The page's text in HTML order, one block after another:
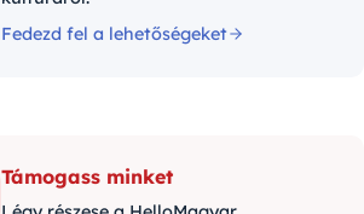
Fedezd fel a lehetőségeket
Támogass minket